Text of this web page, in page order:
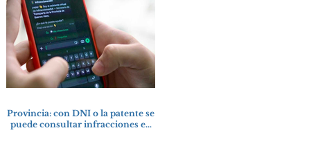
Provincia: con DNI o la patente se
puede consultar infracciones en